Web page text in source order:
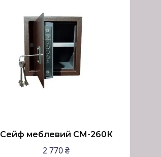
Сейф меблевий СМ-260К
2 770 ₴